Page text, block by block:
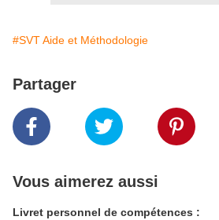
#SVT Aide et Méthodologie
Partager
Vous aimerez aussi
Livret personnel de compétences :